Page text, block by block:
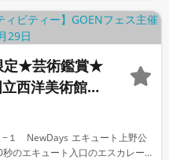
定★芸術鑑賞★
西洋美術館
付き★別途入
−１ NewDays エキュート上野公
のエキュート入口のエスカレー